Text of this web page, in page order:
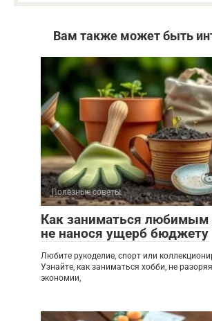
Вам также может быть
Полезные советы
Как заниматься любимым
не нанося ущерб бюджету
Любите рукоделие, спорт или
Узнайте, как заниматься хобби, не
экономии,